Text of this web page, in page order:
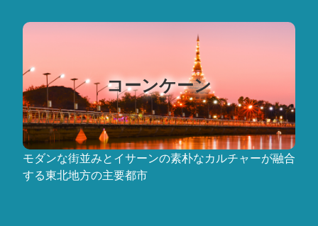
コーンケーン
モダンな街並みとイサーンの素朴なカルチャーが融合
する東北地方の主要都市